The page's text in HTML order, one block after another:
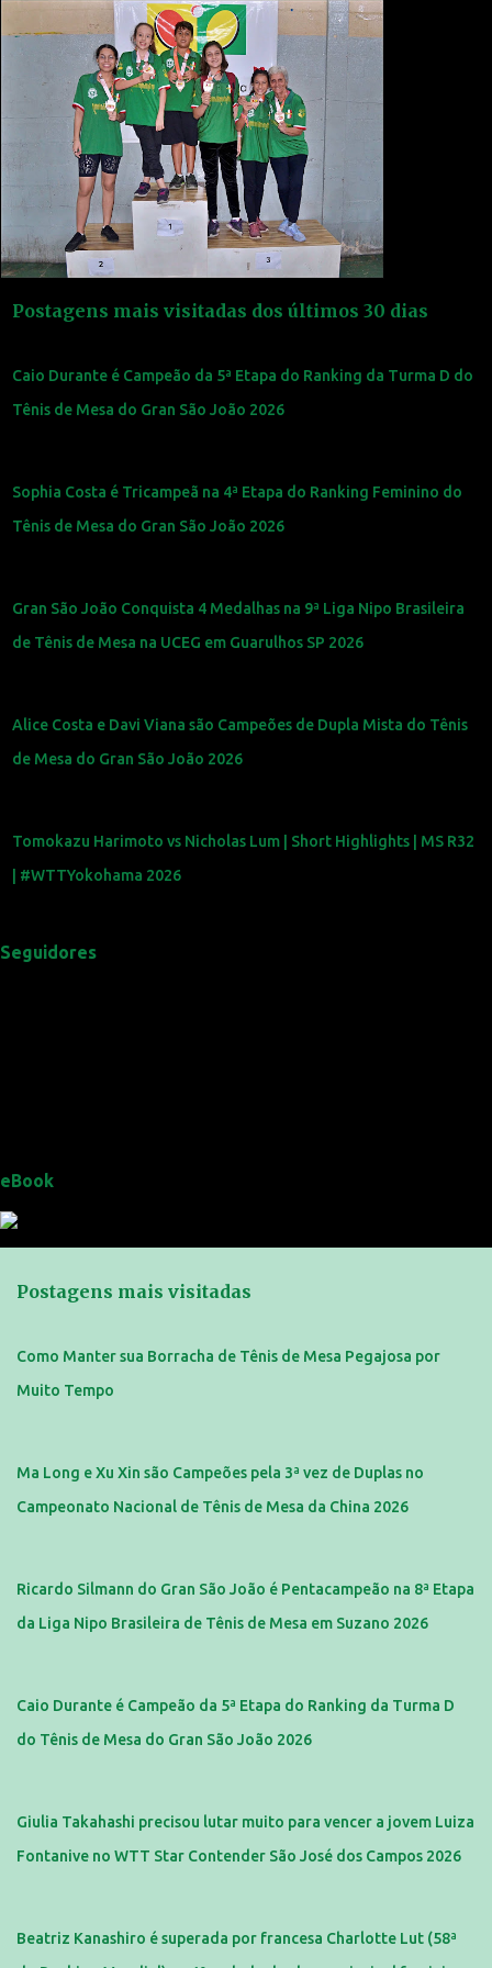
Postagens mais visitadas dos últimos 30 dias
Caio Durante é Campeão da 5ª Etapa do Ranking da Turma D do
Tênis de Mesa do Gran São João 2026
Sophia Costa é Tricampeã na 4ª Etapa do Ranking Feminino do
Tênis de Mesa do Gran São João 2026
Gran São João Conquista 4 Medalhas na 9ª Liga Nipo Brasileira
de Tênis de Mesa na UCEG em Guarulhos SP 2026
Alice Costa e Davi Viana são Campeões de Dupla Mista do Tênis
de Mesa do Gran São João 2026
Tomokazu Harimoto vs Nicholas Lum | Short Highlights | MS R32
| #WTTYokohama 2026
Seguidores
eBook
Postagens mais visitadas
Como Manter sua Borracha de Tênis de Mesa Pegajosa por
Muito Tempo
Ma Long e Xu Xin são Campeões pela 3ª vez de Duplas no
Campeonato Nacional de Tênis de Mesa da China 2026
Ricardo Silmann do Gran São João é Pentacampeão na 8ª Etapa
da Liga Nipo Brasileira de Tênis de Mesa em Suzano 2026
Caio Durante é Campeão da 5ª Etapa do Ranking da Turma D
do Tênis de Mesa do Gran São João 2026
Giulia Takahashi precisou lutar muito para vencer a jovem Luiza
Fontanive no WTT Star Contender São José dos Campos 2026
Beatriz Kanashiro é superada por francesa Charlotte Lut (58ª